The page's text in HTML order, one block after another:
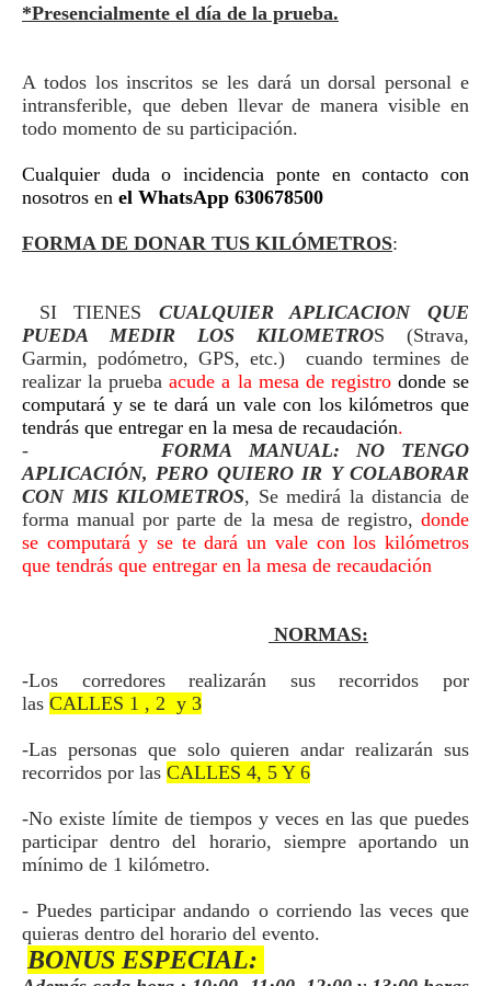
*Presencialmente el día de la prueba.
A todos los inscritos se les dará un dorsal personal e
intransferible, que deben llevar de manera visible en
todo momento de su participación.
Cualquier duda o incidencia ponte en contacto con
nosotros en el WhatsApp 630678500
FORMA DE DONAR TUS KILÓMETROS:
SI TIENES CUALQUIER APLICACION QUE
PUEDA MEDIR LOS KILOMETROS (Strava,
Garmin, podómetro, GPS, etc.) cuando termines de
realizar la pruebaacude a la mesa de registro donde se
computará y se te dará un vale con los kilómetros que
tendrás que entregar en la mesa de recaudación.
-FORMA MANUAL: NO TENGO
APLICACIÓN, PERO QUIERO IR Y COLABORAR
CON MIS KILOMETROS, Se medirá la distancia de
forma manual por parte de la mesa de registro, donde
se computará y se te dará un vale con los kilómetros
que tendrás que entregar en la mesa de recaudación
NORMAS:
-Los corredores realizarán sus recorridos por
las CALLES 1 , 2 y 3
-Las personas que solo quieren andar realizarán sus
recorridos por las CALLES 4, 5 Y 6
-No existe límite de tiempos y veces en las que puedes
participar dentro del horario, siempre aportando un
mínimo de 1 kilómetro.
- Puedes participar andando o corriendo las veces que
quieras dentro del horario del evento.
BONUS ESPECIAL: